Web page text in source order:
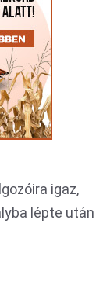
igaz,
lépte után